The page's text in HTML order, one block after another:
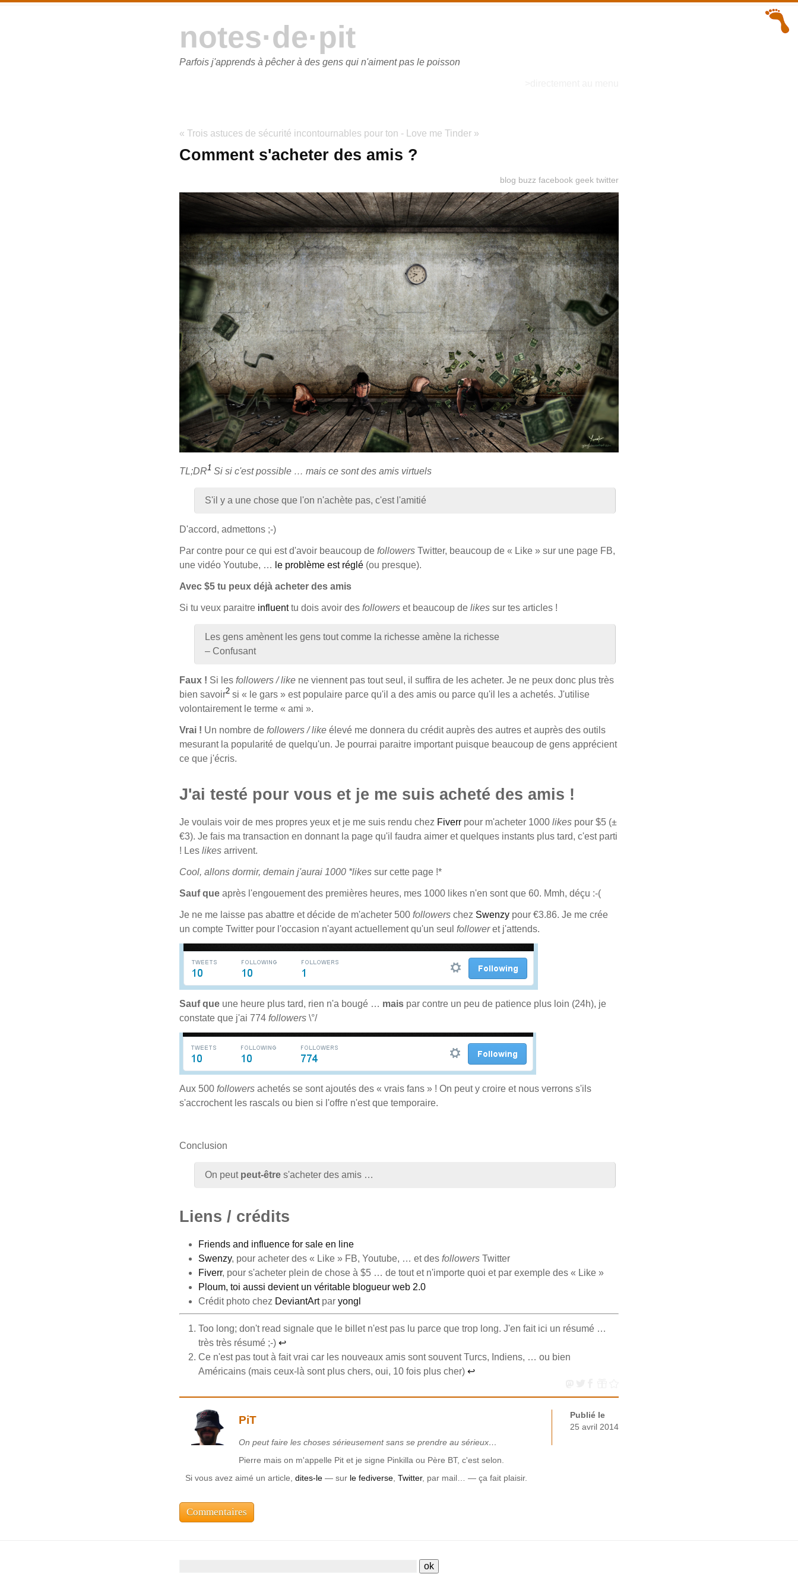
notes·de·pit
Parfois j'apprends à pêcher à des gens qui n'aiment pas le poisson
« Trois astuces de sécurité incontournables pour ton - Love me Tinder »
Comment s'acheter des amis ?
blog buzz facebook geek twitter
TL;DR1 Si si c'est possible … mais ce sont des amis virtuels
S'il y a une chose que l'on n'achète pas, c'est l'amitié
D'accord, admettons ;-)
Par contre pour ce qui est d'avoir beaucoup de followers Twitter, beaucoup de « Like » sur une page FB,
une vidéo Youtube, … le problème est réglé (ou presque).
Avec $5 tu peux déjà acheter des amis
Si tu veux paraitre influenttu dois avoir des followers et beaucoup de likes sur tes articles !
Les gens amènent les gens tout comme la richesse amène la richesse
– Confusant
Faux ! Si les followers / like ne viennent pas tout seul, il suffira de les acheter. Je ne peux donc plus très
bien savoir2 si « le gars » est populaire parce qu'il a des amis ou parce qu'il les a achetés. J'utilise
volontairement le terme « ami ».
Vrai ! Un nombre de followers / like élevé me donnera du crédit auprès des autres et auprès des outils
mesurant la popularité de quelqu'un. Je pourrai paraitre important puisque beaucoup de gens apprécient
ce que j'écris.
J'ai testé pour vous et je me suis acheté des amis !
Je voulais voir de mes propres yeux et je me suis rendu chez Fiverr pour m'acheter 1000 likes pour $5 (±
€3). Je fais ma transaction en donnant la page qu'il faudra aimer et quelques instants plus tard, c'est parti
! Les likes arrivent.
Cool, allons dormir, demain j'aurai 1000 *likes sur cette page !*
Sauf que après l'engouement des premières heures, mes 1000 likes n'en sont que 60. Mmh, déçu :-(
Je ne me laisse pas abattre et décide de m'acheter 500 followers chez Swenzy pour €3.86. Je me crée
un compte Twitter pour l'occasion n'ayant actuellement qu'un seul followeret j'attends.
Sauf que une heure plus tard, rien n'a bougé … mais par contre un peu de patience plus loin (24h), je
constate que j'ai 774 followers \°/
Aux 500 followers achetés se sont ajoutés des « vrais fans » ! On peut y croire et nous verrons s'ils
s'accrochent les rascals ou bien si l'offre n'est que temporaire.
Conclusion
On peut peut-être s'acheter des amis …
Liens / crédits
Friends and influence for sale en line
Swenzy, pour acheter des « Like » FB, Youtube, … et des followers Twitter
Fiverr, pour s'acheter plein de chose à $5 … de tout et n'importe quoi et par exemple des « Like »
Ploum, toi aussi devient un véritable blogueur web 2.0
Crédit photo chez DeviantArtpar yongl
Too long; don't read signale que le billet n'est pas lu parce que trop long. J'en fait ici un résumé …
très très résumé ;-) ↩
Ce n'est pas tout à fait vrai car les nouveaux amis sont souvent Turcs, Indiens, … ou bien
Américains (mais ceux-là sont plus chers, oui, 10 fois plus cher) ↩
Publié le
25 avril 2014
PiT
On peut faire les choses sérieusement sans se prendre au sérieux…
Pierre mais on m'appelle Pit et je signe Pinkilla ou Père BT, c'est selon.
Si vous avez aimé un article, dites-le — sur le fediverse, Twitter, par mail… — ça fait plaisir.
Commentaires